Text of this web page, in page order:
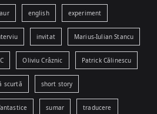
english experiment
invitat Marius-Iulian Stancu
Oliviu Crâznic Patrick Călinescu
scurtă short story
sumar traducere